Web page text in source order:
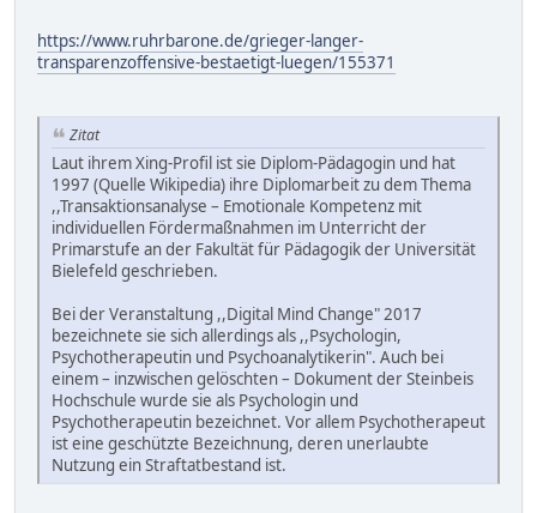
https://www.ruhrbarone.de/grieger-langer-
transparenzoffensive-bestaetigt-luegen/155371
Zitat
Laut ihrem Xing-Profil ist sie Diplom-Pädagogin und hat
1997 (Quelle Wikipedia) ihre Diplomarbeit zu dem Thema
,,Transaktionsanalyse – Emotionale Kompetenz mit
individuellen Fördermaßnahmen im Unterricht der
Primarstufe an der Fakultät für Pädagogik der Universität
Bielefeld geschrieben.
Bei der Veranstaltung ,,Digital Mind Change" 2017
bezeichnete sie sich allerdings als ,,Psychologin,
Psychotherapeutin und Psychoanalytikerin". Auch bei
einem – inzwischen gelöschten – Dokument der Steinbeis
Hochschule wurde sie als Psychologin und
Psychotherapeutin bezeichnet. Vor allem Psychotherapeut
ist eine geschützte Bezeichnung, deren unerlaubte
Nutzung ein Straftatbestand ist.